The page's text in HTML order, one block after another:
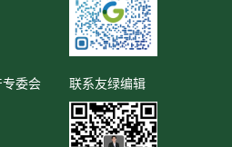
委会 联系友绿编辑